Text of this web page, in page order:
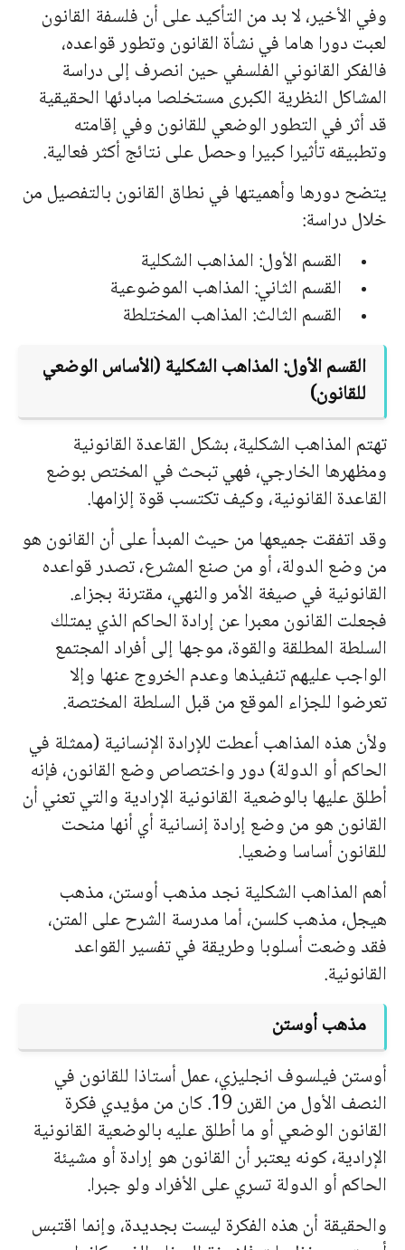
وفي الأخير، لا بد من التأكيد على أن فلسفة القانون
لعبت دورا هاما في نشأة القانون وتطور قواعده،
فالفكر القانوني الفلسفي حين انصرف إلى دراسة
المشاكل النظرية الكبرى مستخلصا مبادئها الحقيقية
قد أثر في التطور الوضعي للقانون وفي إقامته
وتطبيقه تأثيرا كبيرا وحصل على نتائج أكثر فعالية.
يتضح دورها وأهميتها في نطاق القانون بالتفصيل من
خلال دراسة:
القسم الأول: المذاهب الشكلية
القسم الثاني: المذاهب الموضوعية
القسم الثالث: المذاهب المختلطة
القسم الأول: المذاهب الشكلية (الأساس الوضعي
للقانون)
تهتم المذاهب الشكلية، بشكل القاعدة القانونية
ومظهرها الخارجي، فهي تبحث في المختص بوضع
القاعدة القانونية، وكيف تكتسب قوة إلزامها.
وقد اتفقت جميعها من حيث المبدأ على أن القانون هو
من وضع الدولة، أو من صنع المشرع، تصدر قواعده
القانونية في صيغة الأمر والنهي، مقترنة بجزاء.
فجعلت القانون معبرا عن إرادة الحاكم الذي يمتلك
السلطة المطلقة والقوة، موجها إلى أفراد المجتمع
الواجب عليهم تنفيذها وعدم الخروج عنها وإلا
تعرضوا للجزاء الموقع من قبل السلطة المختصة.
ولأن هذه المذاهب أعطت للإرادة الإنسانية (ممثلة في
الحاكم أو الدولة) دور واختصاص وضع القانون، فإنه
أطلق عليها بالوضعية القانونية الإرادية والتي تعني أن
القانون هو من وضع إرادة إنسانية أي أنها منحت
للقانون أساسا وضعيا.
أهم المذاهب الشكلية نجد مذهب أوستن، مذهب
هيجل، مذهب كلسن، أما مدرسة الشرح على المتن،
فقد وضعت أسلوبا وطريقة في تفسير القواعد
القانونية.
مذهب أوستن
أوستن فيلسوف انجليزي، عمل أستاذا للقانون في
النصف الأول من القرن 19. كان من مؤيدي فكرة
القانون الوضعي أو ما أطلق عليه بالوضعية القانونية
الإرادية، كونه يعتبر أن القانون هو إرادة أو مشيئة
الحاكم أو الدولة تسري على الأفراد ولو جبرا.
والحقيقة أن هذه الفكرة ليست بجديدة، وإنما اقتبس